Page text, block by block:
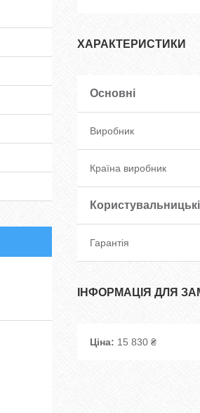
ХАРАКТЕРИСТИКИ
Основні
Виробник
Країна виробник
Гарантія
ІНФОРМАЦІЯ ДЛЯ
Ціна: 15 830 ₴